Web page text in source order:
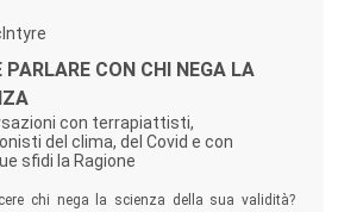
PARLARE CON CHI NEGA LA
con terrapiattisti,
del clima, del Covid e con
sfidi la Ragione
chi nega la scienza della sua validità?